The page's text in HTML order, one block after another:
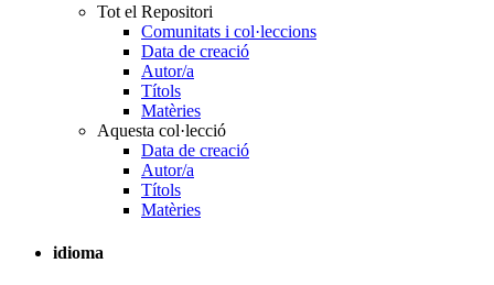
Tot el Repositori
Comunitats i col·leccions
Data de creació
Autor/a
Títols
Matèries
Aquesta col·lecció
Data de creació
Autor/a
Títols
Matèries
idioma